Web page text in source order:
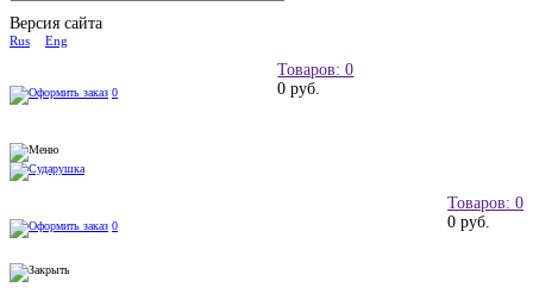
Версия сайта
Rus Eng
Товаров: 0
0 руб.
0
Товаров: 0
0 руб.
0